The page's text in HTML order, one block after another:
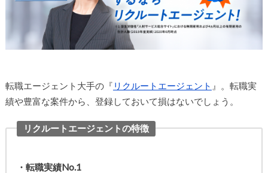
転職エージェント大手の『 リクルートエージェント 』。転職実
績や豊富な案件から、登録しておいて損はないでしょう。
リクルートエージェントの特徴
・転職実績No.1